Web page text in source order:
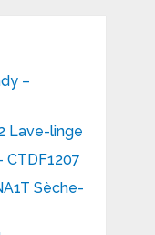
–
Lave-linge
CTDF1207
Sèche-